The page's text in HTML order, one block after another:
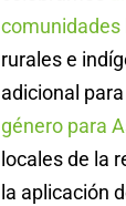
comunidades
rurales e
adicional
género para
locales de la
la aplicación